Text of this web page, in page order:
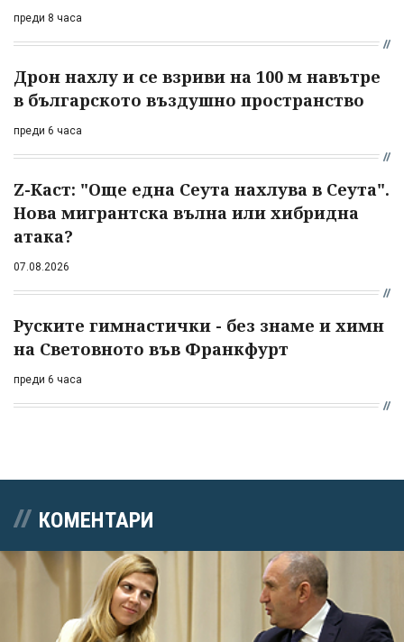
преди 8 часа
Дрон нахлу и се взриви на 100 м навътре
в българското въздушно пространство
преди 6 часа
Z-Каст: "Още една Сеута нахлува в Сеута".
Нова мигрантска вълна или хибридна
атака?
07.08.2026
Руските гимнастички - без знаме и химн
на Световното във Франкфурт
преди 6 часа
КОМЕНТАРИ